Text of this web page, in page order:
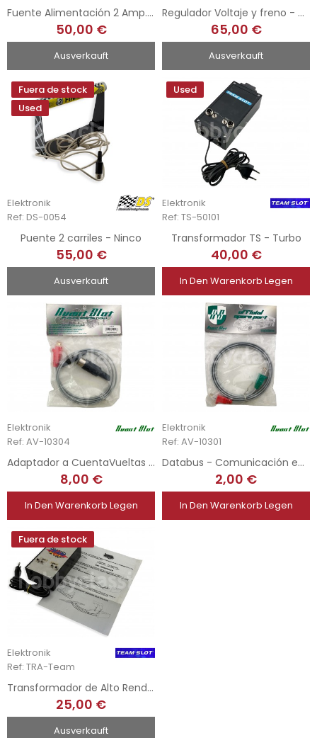
Fuente Alimentación 2 Amp. - DS-Power 2 Basic
50,00 €
Ausverkauft
Regulador Voltaje y freno - DS
65,00 €
Ausverkauft
Fuera de stock
Used
Elektronik
Ref: DS-0054
Puente 2 carriles - Ninco
55,00 €
Ausverkauft
Used
Elektronik
Ref: TS-50101
Transformador TS - Turbo
40,00 €
In Den Warenkorb Legen
Elektronik
Ref: AV-10304
Adaptador a CuentaVueltas Comercial
8,00 €
In Den Warenkorb Legen
Elektronik
Ref: AV-10301
Databus - Comunicación entre fuentes
2,00 €
In Den Warenkorb Legen
Fuera de stock
Elektronik
Ref: TRA-Team
Transformador de Alto Rendimiento - Team Slot
25,00 €
Ausverkauft